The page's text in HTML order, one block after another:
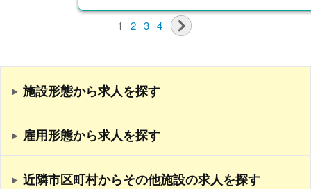
1 2 3 4
施設形態から求人を探す
雇用形態から求人を探す
近隣市区町村からその他施設の求人を探す